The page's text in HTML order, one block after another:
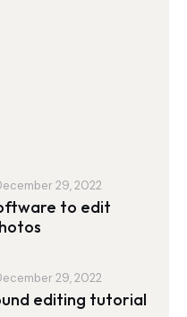
29, 2022
to edit
29, 2022
editing tutorial